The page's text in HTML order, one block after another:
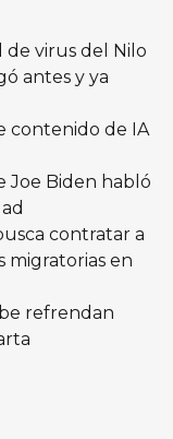
de virus del Nilo
antes y ya
contenido de IA
Joe Biden habló
contratar a
migratorias en
refrendan